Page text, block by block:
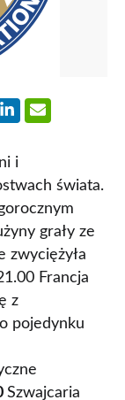
i
świata.
grały ze
zwyciężyła
Francja
z
pojedynku
Szwajcaria